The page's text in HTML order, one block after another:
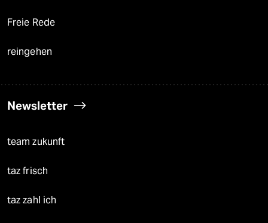
Freie Rede
reingehen
Newsletter
team zukunft
taz frisch
taz zahl ich